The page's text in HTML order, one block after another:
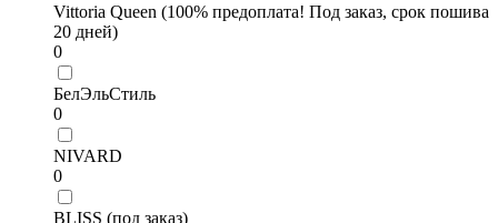
Vittoria Queen (100% предоплата! Под заказ, срок пошива
20 дней)
0
БелЭльСтиль
0
NIVARD
0
BLISS (под заказ)